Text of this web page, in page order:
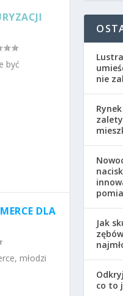
być
DLA
młodzi
nie
Jak
co to